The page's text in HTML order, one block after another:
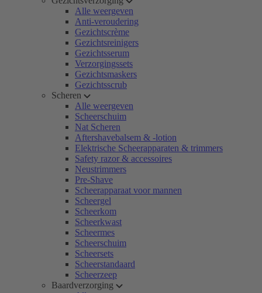
Alle weergeven
Anti-veroudering
Gezichtscrème
Gezichtsreinigers
Gezichtsserum
Verzorgingssets
Gezichtsmaskers
Gezichtsscrub
Scheren
Alle weergeven
Scheerschuim
Nat Scheren
Aftershavebalsem & -lotion
Elektrische Scheerapparaten & trimmers
Safety razor & accessoires
Neustrimmers
Pre-Shave
Scheerapparaat voor mannen
Scheergel
Scheerkom
Scheerkwast
Scheermes
Scheerschuim
Scheersets
Scheerstandaard
Scheerzeep
Baardverzorging